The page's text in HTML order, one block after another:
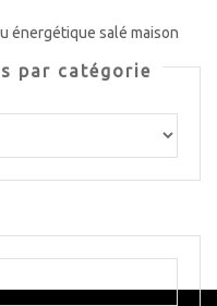
énergétique salé maison
par catégorie